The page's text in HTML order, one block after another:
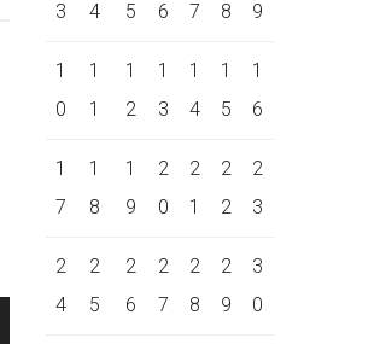
3 4 5 6 7 8 9
1
0
1
1
1
2
1
3
1
4
1
5
1
6
1
7
1
8
1
9
2
0
2
1
2
2
2
3
2
4
2
5
2
6
2
7
2
8
2
9
3
0